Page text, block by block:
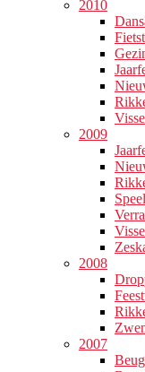
2010
2009
2008
2007